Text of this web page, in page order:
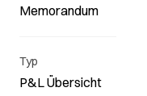
Memorandum
Typ
P&L Übersicht